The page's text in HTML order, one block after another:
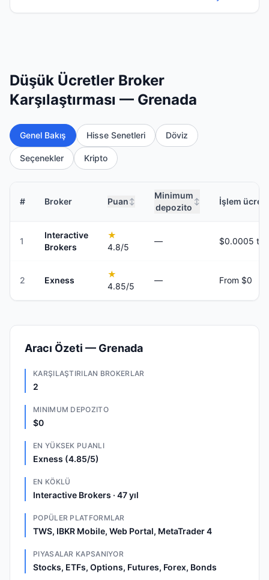
Düşük Ücretler Broker
Karşılaştırması — Grenada
Genel Bakış Hisse Senetleri Döviz
Seçenekler Kripto
# Broker Puan ↕
Minimum
depozito
↕ İşlem
1
Interactive
Brokers
★
4.8/5
—
2 Exness
★
4.85/5
— From $0
Aracı Özeti — Grenada
KARŞILAŞTIRILAN BROKERLAR
2
MINIMUM DEPOZITO
$0
EN YÜKSEK PUANLI
Exness (4.85/5)
EN KÖKLÜ
Interactive Brokers · 47 yıl
POPÜLER PLATFORMLAR
TWS, IBKR Mobile, Web Portal, MetaTrader 4
PIYASALAR KAPSANIYOR
Stocks, ETFs, Options, Futures, Forex, Bonds